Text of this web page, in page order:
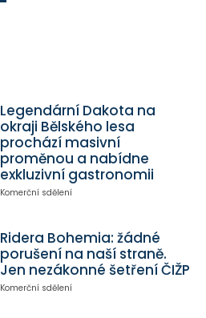
Legendární Dakota na
okraji Bělského lesa
prochází masivní
proměnou a nabídne
exkluzivní gastronomii
Komerční sdělení
Ridera Bohemia: žádné
porušení na naší straně.
Jen nezákonné šetření ČIŽP
Komerční sdělení